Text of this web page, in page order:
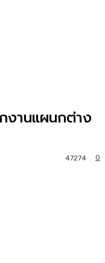
งานแผนกต่าง
0
47274